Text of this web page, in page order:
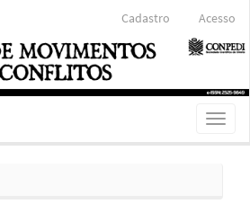
Cadastro Acesso
Toggle